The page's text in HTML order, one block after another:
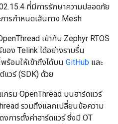
ที่มีการรักษาความปลอดภัย
ารกำหนดเส้นทาง Mesh
เข้ากับ Zephyr RTOS
อง Telink ได้อย่างราบรื่น
ร้อมให้เข้าถึงได้บน GitHub และ
วร์ (SDK) ด้วย
รม OpenThread บนฮาร์ดแวร์
รวมถึงแลกเปลี่ยนข้อความ
งการตั้งค่าฮาร์ดแวร์ ซึ่งมี OT